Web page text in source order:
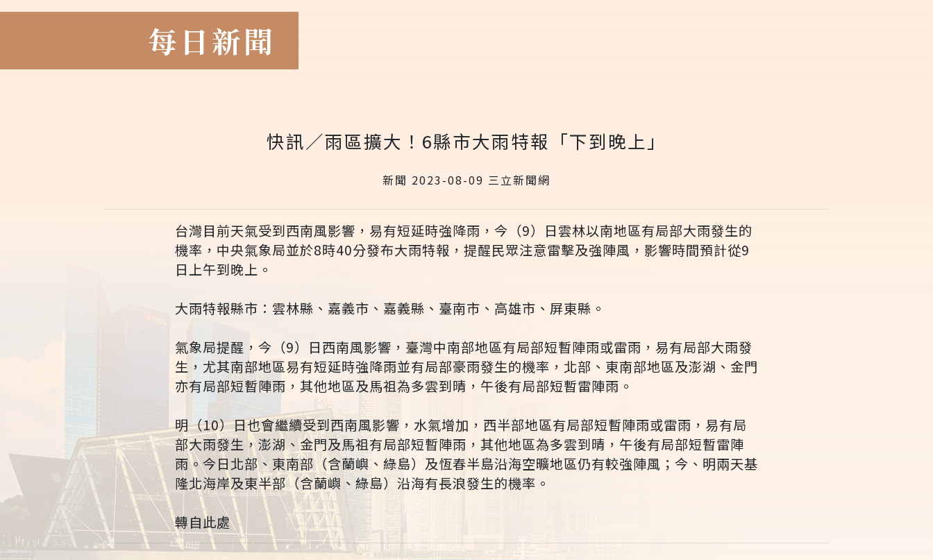
每日新聞
快訊／雨區擴大！6縣市大雨特報「下到晚上」
新聞 2023-08-09 三立新聞網
台灣目前天氣受到西南風影響，易有短延時強降雨，今（9）日雲林以南地區有局部大雨發生的
機率，中央氣象局並於8時40分發布大雨特報，提醒民眾注意雷擊及強陣風，影響時間預計從9
日上午到晚上。
大雨特報縣市：雲林縣、嘉義市、嘉義縣、臺南市、高雄市、屏東縣。
氣象局提醒，今（9）日西南風影響，臺灣中南部地區有局部短暫陣雨或雷雨，易有局部大雨發
生，尤其南部地區易有短延時強降雨並有局部豪雨發生的機率，北部、東南部地區及澎湖、金門
亦有局部短暫陣雨，其他地區及馬祖為多雲到晴，午後有局部短暫雷陣雨。
明（10）日也會繼續受到西南風影響，水氣增加，西半部地區有局部短暫陣雨或雷雨，易有局
部大雨發生，澎湖、金門及馬祖有局部短暫陣雨，其他地區為多雲到晴，午後有局部短暫雷陣
雨。今日北部、東南部（含蘭嶼、綠島）及恆春半島沿海空曠地區仍有較強陣風；今、明兩天基
隆北海岸及東半部（含蘭嶼、綠島）沿海有長浪發生的機率。
轉自此處